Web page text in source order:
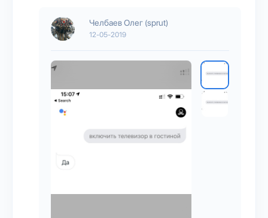
Челбаев Олег (sprut)
12-05-2019